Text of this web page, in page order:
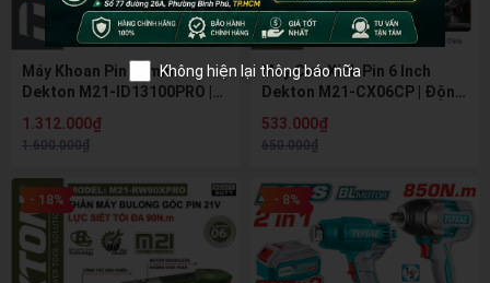
Máy Khoan Pin 13mm
Dekton M21-ID13100PRO |
- Chống Vặn Cổ Tay
(Kickback Control)
1.312.000₫
1.600.000₫
Máy Cưa Xích Pin 6 Inch
Dekton M21-CX06CP | Động
(Brushless) - Chính Hãng
533.000₫
650.000₫
- 18% - 8%
Không hiện lại thông báo nữa